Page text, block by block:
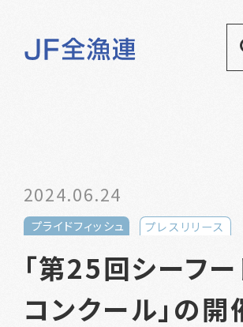
2024.06.24
プライドフィッシュ プレスリリース
「第25回シーフ
コンクール」の開